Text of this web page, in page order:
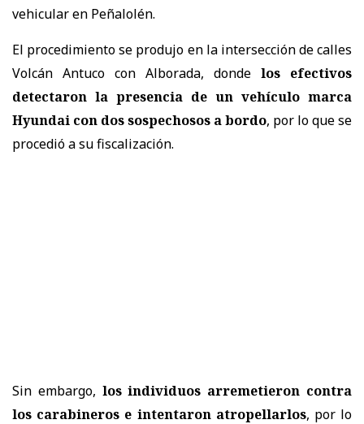
vehicular en Peñalolén.
El procedimiento se produjo en la intersección de calles
Volcán Antuco con Alborada, donde los efectivos
detectaron la presencia de un vehículo marca
Hyundai con dos sospechosos a bordo, por lo que se
procedió a su fiscalización.
Sin embargo, los individuos arremetieron contra
los carabineros e intentaron atropellarlos, por lo